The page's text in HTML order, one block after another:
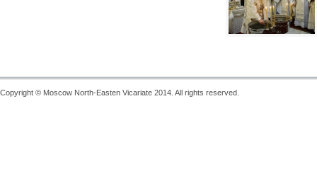
Copyright © Moscow North-Easten Vicariate 2014. All rights reserved.